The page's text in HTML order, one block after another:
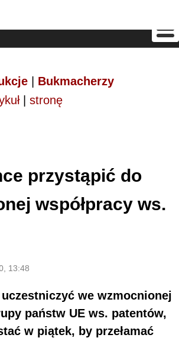
Bukmacherzy
| stronę
przystąpić do
współpracy ws.
13:48
we wzmocnionej
państw UE ws. patentów,
w piątek, by przełamać